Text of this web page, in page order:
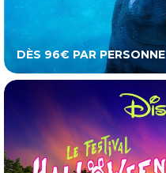
DÈS 96€ PAR PERSONNE